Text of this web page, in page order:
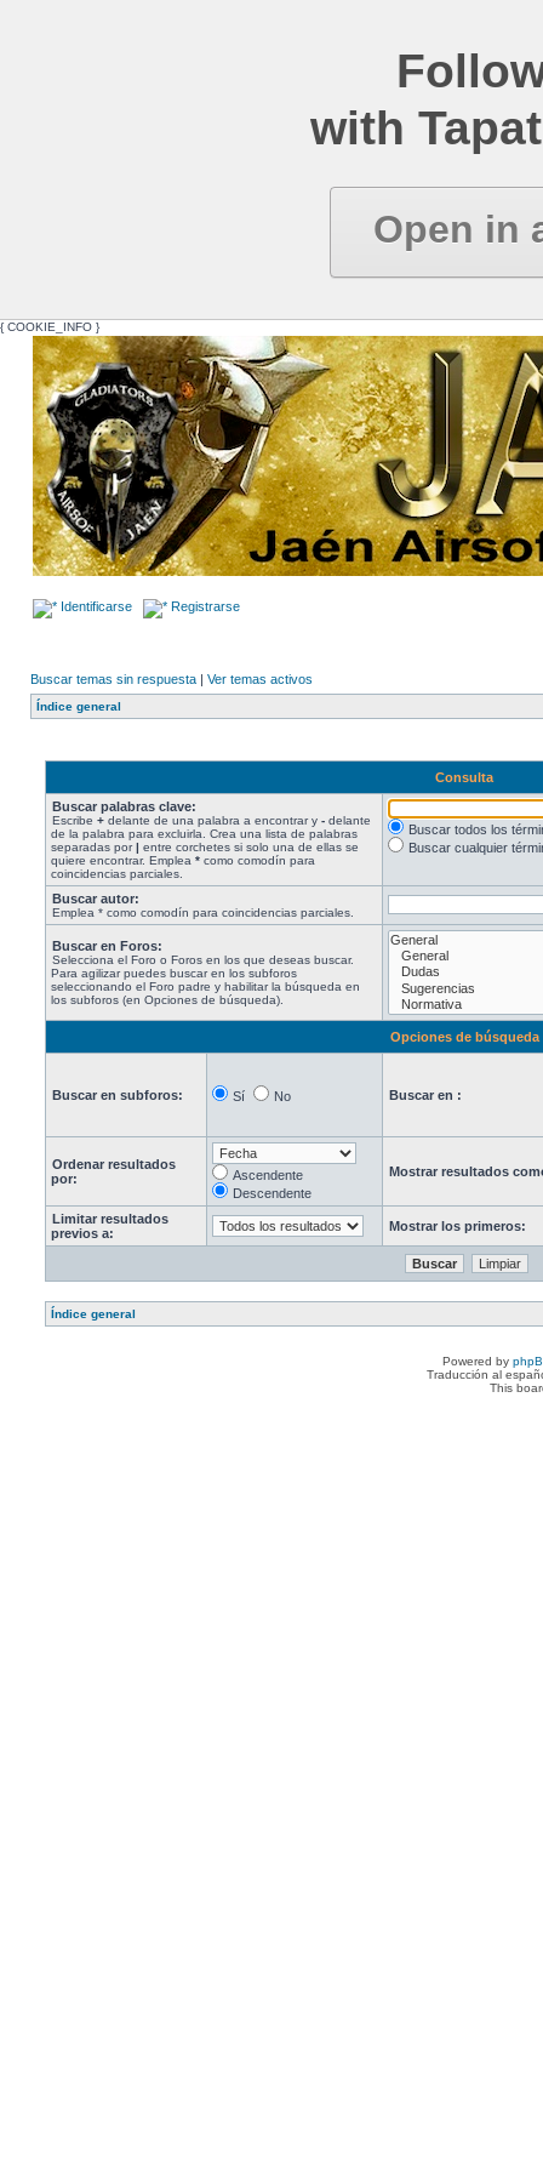
with
Open in
{ COOKIE_INFO }
Identificarse Registrarse
Buscar temas sin respuesta | Ver temas activos
Índice general
Consulta
Buscar palabras clave:
Escribe + delante de una palabra a encontrar y - delante
de la palabra para excluirla. Crea una lista de palabras
separadas por| entre corchetes si solo una de ellas se
quiere encontrar. Emplea * como comodín para
coincidencias parciales.
Buscar todos los
Buscar cualquier
Buscar autor:
Emplea * como comodín para coincidencias parciales.
Buscar en Foros:
Selecciona el Foro o Foros en los que deseas buscar.
Para agilizar puedes buscar en los subforos
seleccionando el Foro padre y habilitar la búsqueda en
los subforos (en Opciones de búsqueda).
Opciones de búsqueda
Buscar en subforos: Sí No Buscar en :
Ordenar resultados
por:
Ascendente
Descendente
Mostrar resultados
Limitar resultados
previos a:
Mostrar los primeros:
Índice general
Powered by
Traducción al
This